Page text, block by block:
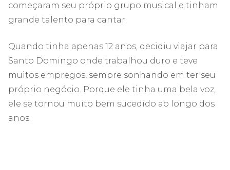
começaram seu próprio grupo musical e tinham
grande talento para cantar.
Quando tinha apenas 12 anos, decidiu viajar para
Santo Domingo onde trabalhou duro e teve
muitos empregos, sempre sonhando em ter seu
próprio negócio. Porque ele tinha uma bela voz,
ele se tornou muito bem sucedido ao longo dos
anos.